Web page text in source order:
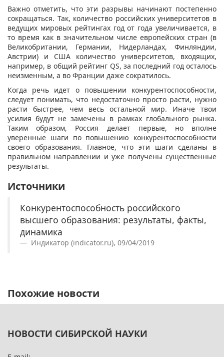
Важно отметить, что эти разрывы начинают постепенно
сокращаться. Так, количество российских университетов в
ведущих мировых рейтингах год от года увеличивается, в
то время как в значительном числе европейских стран (в
Великобритании, Германии, Нидерландах, Финляндии,
Австрии) и США количество университетов, входящих,
например, в общий рейтинг QS, за последний год осталось
неизменным, а во Франции даже сократилось.
Когда речь идет о повышении конкурентоспособности,
следует понимать, что недостаточно просто расти, нужно
расти быстрее, чем весь остальной мир. Иначе твои
усилия будут не замечены в рамках глобального рынка.
Таким образом, Россия делает первые, но вполне
уверенные шаги по повышению конкурентоспособности
своего образования. Главное, что эти шаги сделаны в
правильном направлении и уже получены существенные
результаты.
Источники
Конкурентоспособность российского
высшего образования: результаты, факты,
динамика
Индикатор (indicator.ru), 09/04/2019
Похожие новости
НОВОСТИ СИБИРСКОЙ НАУКИ